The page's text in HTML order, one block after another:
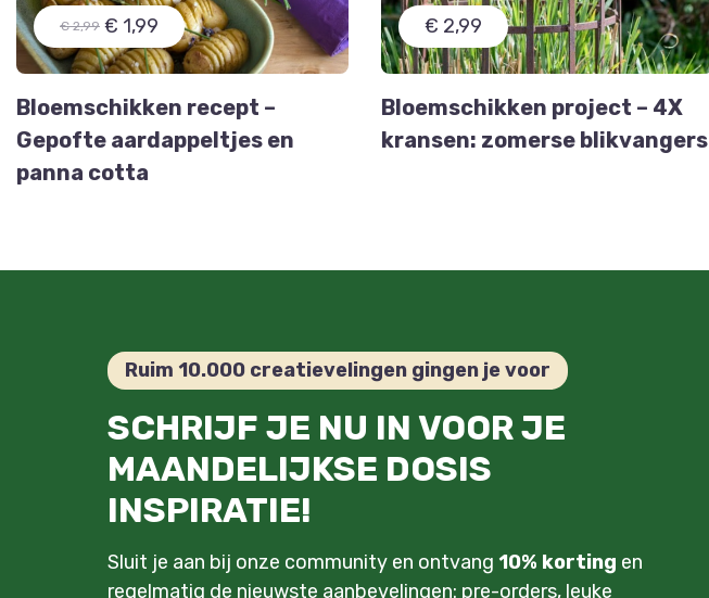
€ 2,99 € 1,99
Bloemschikken recept –
Gepofte aardappeltjes en
panna cotta
€ 2,99
Bloemschikken project – 4X
kransen: zomerse blikvangers
Ruim 10.000 creatievelingen gingen je voor
SCHRIJF JE NU IN VOOR JE
MAANDELIJKSE DOSIS
INSPIRATIE!
Sluit je aan bij onze community en ontvang 10% korting en
regelmatig de nieuwste aanbevelingen: pre-orders, leuke